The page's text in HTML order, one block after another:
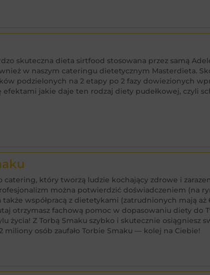
skuteczna dieta sirtfood stosowana przez samą
w naszym cateringu dietetycznym Masterdieta.
podzielonych na 2 etapy po 2 fazy dowiezionych
efektami jakie daje ten rodzaj diety pudełkowej, czyli
catering, który tworzą ludzie kochający zdrowe i
można potwierdzić doświadczeniem (na
także współpracą z dietetykami (zatrudnionych mają
otrzymasz fachową pomoc w dopasowaniu diety do
życia! Z Torbą Smaku szybko i skutecznie osiągniesz
2 miliony osób zaufało Torbie Smaku — kolej na Ciebie!
i tanio!